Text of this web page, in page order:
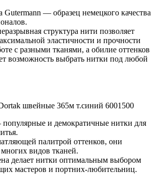
Gutermann — образец немецкого качества
структура нити позволяет
эластичности и прочности
с разными тканями, а обилие оттенков
возможность выбрать нитки под любой
швейные 365м т.синий 6001500
и демократичные нитки для
палитрой оттенков, они
видов тканей.
делает нитки оптимальным выбором
мастеров и портних-любительниц.